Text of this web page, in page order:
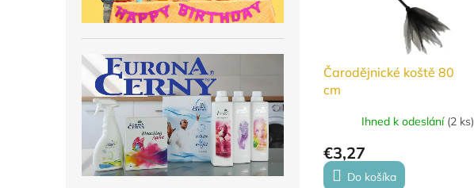
Čarodějnické koště 80
cm
Ihned k odeslání (2 ks)
€3,27
Do košíka